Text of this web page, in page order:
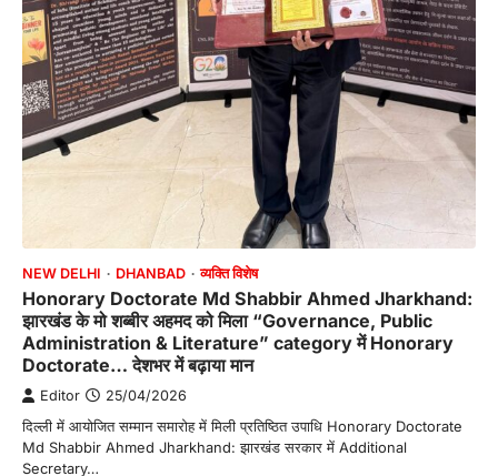
NEW DELHI DHANBAD व्यक्ति विशेष
Honorary Doctorate Md Shabbir Ahmed Jharkhand:
झारखंड के मो शब्बीर अहमद को मिला “Governance, Public
Administration & Literature” category में Honorary
Doctorate… देशभर में बढ़ाया मान
Editor 25/04/2026
दिल्ली में आयोजित सम्मान समारोह में मिली प्रतिष्ठित उपाधि Honorary Doctorate
Md Shabbir Ahmed Jharkhand: झारखंड सरकार में Additional
Secretary…